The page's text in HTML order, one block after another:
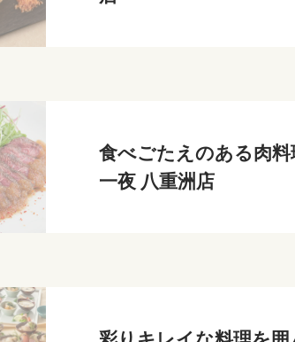
食べごたえのある肉
一夜 八重洲店